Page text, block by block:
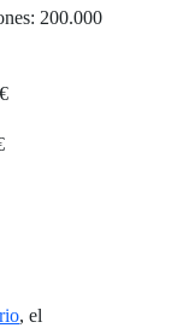
200.000
, el